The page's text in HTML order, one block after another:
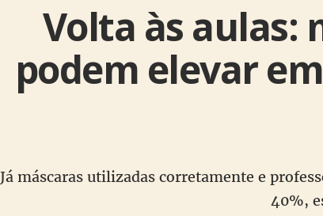
Volta às aulas:
podem elevar
Já máscaras utilizadas corretamente e
40%,